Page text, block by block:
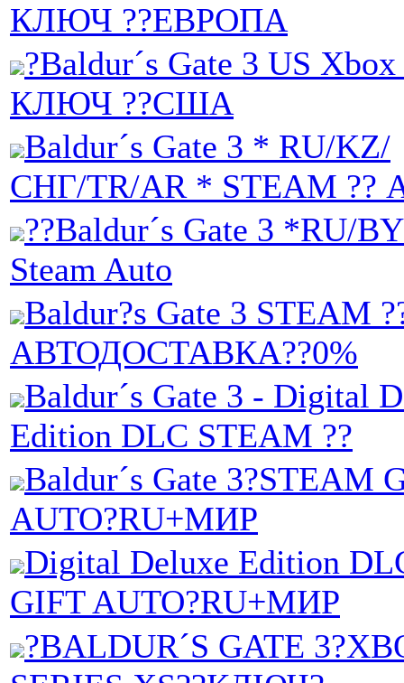
КЛЮЧ ??ЕВРОПА
?Baldur´s Gate 3 US
КЛЮЧ ??США
Baldur´s Gate 3 * RU/KZ/
СНГ/TR/AR * STEAM ??
??Baldur´s Gate 3 *RU/
Steam Auto
Baldur?s Gate 3 STEAM
АВТОДОСТАВКА??0%
Baldur´s Gate 3 - Digital
Edition DLC STEAM ??
Baldur´s Gate 3?STEAM
AUTO?RU+МИР
Digital Deluxe Edition
GIFT AUTO?RU+МИР
?BALDUR´S GATE